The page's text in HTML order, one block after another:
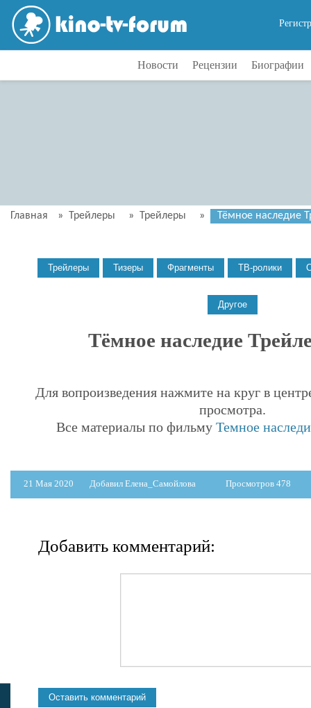
Новости Рецензии Биографии
Главная » Трейлеры » Трейлеры » Тёмное наследие
Тёмное наследие
Для вопроизведения нажмите на круг в
просмотра.
Все материалы по фильму Темное
21 Мая 2020 Добавил Елена_Самойлова Просмотров 478
Добавить комментарий: